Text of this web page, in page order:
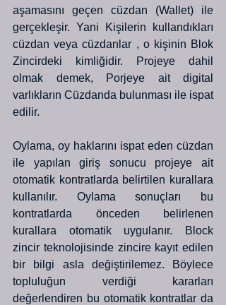
aşamasını geçen cüzdan (Wallet) ile
gerçekleşir. Yani Kişilerin kullandıkları
cüzdan veya cüzdanlar , o kişinin Blok
Zincirdeki kimliğidir. Projeye dahil
olmak demek, Porjeye ait digital
varlıkların Cüzdanda bulunması ile ispat
edilir.
Oylama, oy haklarını ispat eden cüzdan
ile yapılan giriş sonucu projeye ait
otomatik kontratlarda belirtilen kurallara
kullanılır. Oylama sonuçları bu
kontratlarda önceden belirlenen
kurallara otomatik uygulanır. Block
zincir teknolojisinde zincire kayıt edilen
bir bilgi asla değiştirilemez. Böylece
topluluğun verdiği kararları
değerlendiren bu otomatik kontratlar da